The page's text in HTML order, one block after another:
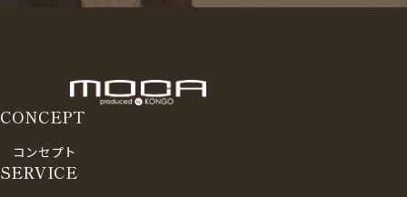
CONCEPT
コンセプト
SERVICE